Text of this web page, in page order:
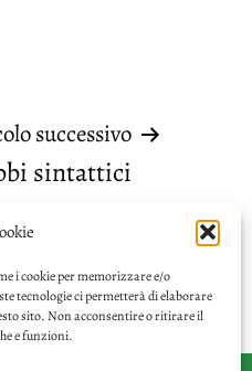
i cookie per memorizzare e/o
tecnologie ci permetterà di elaborare
sito. Non acconsentire o ritirare il
e funzioni.
successivo
sintattici